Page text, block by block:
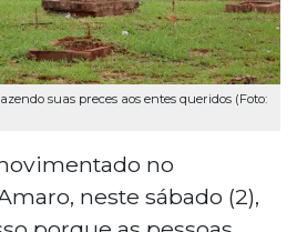
suas preces aos entes queridos (Foto:
no
neste sábado (2),